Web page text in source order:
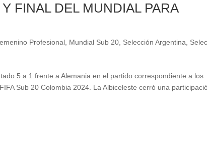
FINAL DEL MUNDIAL PARA
Profesional, Mundial Sub 20, Selección Argentina,
5 a 1 frente a Alemania en el partido correspondiente a los
Sub 20 Colombia 2024. La Albiceleste cerró una